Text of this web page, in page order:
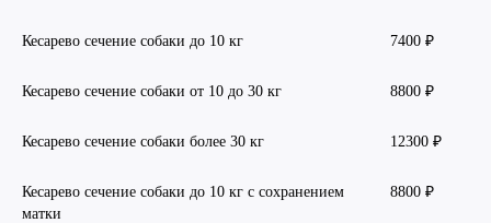
Кесарево сечение собаки до 10 кг 7400 ₽
Кесарево сечение собаки от 10 до 30 кг 8800 ₽
Кесарево сечение собаки более 30 кг 12300 ₽
Кесарево сечение собаки до 10 кг с сохранением
матки
8800 ₽